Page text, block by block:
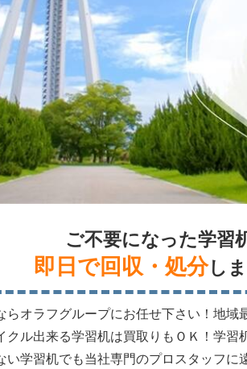
ご不要になった学習
即日で回収・処分し
らオラフグループにお任せ下さい！地域
クル出来る学習机は買取りもＯＫ！学習
い学習机でも当社専門のプロスタッフに